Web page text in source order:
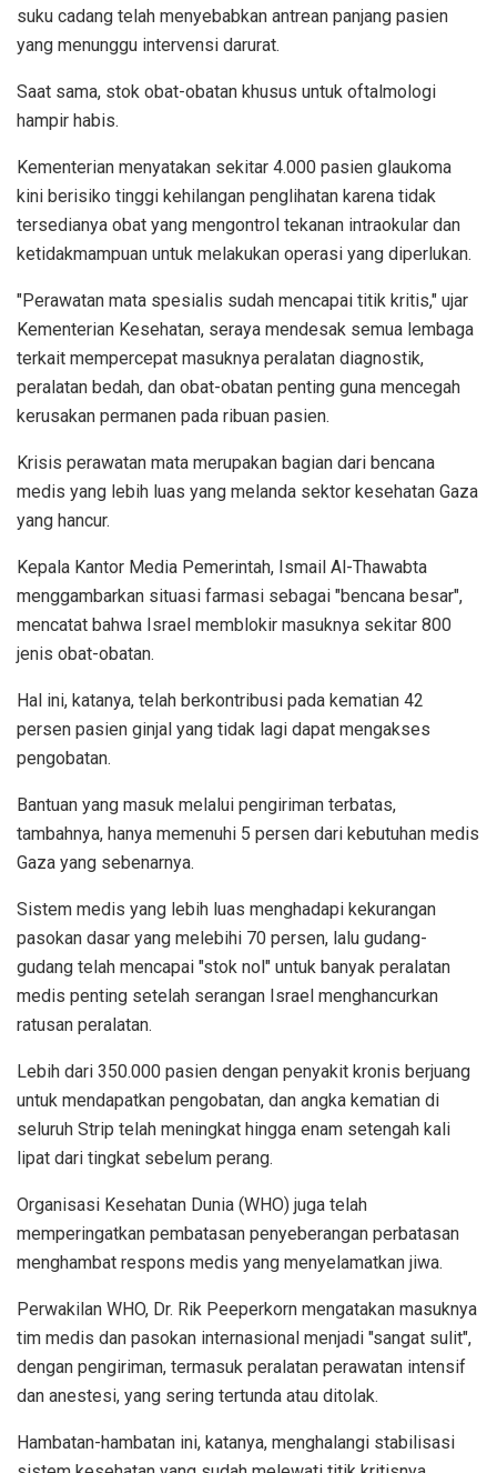
suku cadang telah menyebabkan antrean panjang pasien
yang menunggu intervensi darurat.
Saat sama, stok obat-obatan khusus untuk oftalmologi
hampir habis.
Kementerian menyatakan sekitar 4.000 pasien glaukoma
kini berisiko tinggi kehilangan penglihatan karena tidak
tersedianya obat yang mengontrol tekanan intraokular dan
ketidakmampuan untuk melakukan operasi yang diperlukan.
"Perawatan mata spesialis sudah mencapai titik kritis," ujar
Kementerian Kesehatan, seraya mendesak semua lembaga
terkait mempercepat masuknya peralatan diagnostik,
peralatan bedah, dan obat-obatan penting guna mencegah
kerusakan permanen pada ribuan pasien.
Krisis perawatan mata merupakan bagian dari bencana
medis yang lebih luas yang melanda sektor kesehatan Gaza
yang hancur.
Kepala Kantor Media Pemerintah, Ismail Al-Thawabta
menggambarkan situasi farmasi sebagai "bencana besar",
mencatat bahwa Israel memblokir masuknya sekitar 800
jenis obat-obatan.
Hal ini, katanya, telah berkontribusi pada kematian 42
persen pasien ginjal yang tidak lagi dapat mengakses
pengobatan.
Bantuan yang masuk melalui pengiriman terbatas,
tambahnya, hanya memenuhi 5 persen dari kebutuhan medis
Gaza yang sebenarnya.
Sistem medis yang lebih luas menghadapi kekurangan
pasokan dasar yang melebihi 70 persen, lalu gudang-
gudang telah mencapai "stok nol" untuk banyak peralatan
medis penting setelah serangan Israel menghancurkan
ratusan peralatan.
Lebih dari 350.000 pasien dengan penyakit kronis berjuang
untuk mendapatkan pengobatan, dan angka kematian di
seluruh Strip telah meningkat hingga enam setengah kali
lipat dari tingkat sebelum perang.
Organisasi Kesehatan Dunia (WHO) juga telah
memperingatkan pembatasan penyeberangan perbatasan
menghambat respons medis yang menyelamatkan jiwa.
Perwakilan WHO, Dr. Rik Peeperkorn mengatakan masuknya
tim medis dan pasokan internasional menjadi "sangat sulit",
dengan pengiriman, termasuk peralatan perawatan intensif
dan anestesi, yang sering tertunda atau ditolak.
Hambatan-hambatan ini, katanya, menghalangi stabilisasi